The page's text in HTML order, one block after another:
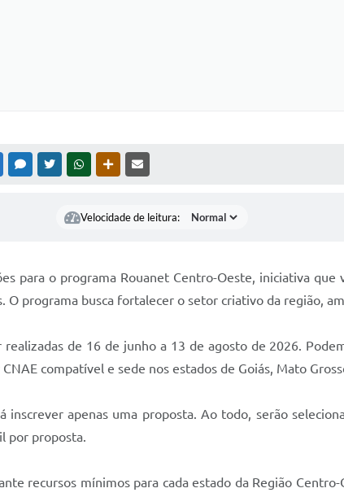
FACEBOOKMESSENGER
TWITTERWHATSAPPOUTRAS MÍDIAS
Velocidade de leitura:
para o programa Rouanet Centro-Oeste, iniciativa
O programa busca fortalecer o setor criativo da região,
realizadas de 16 de junho a 13 de agosto de 2026.
compatível e sede nos estados de Goiás, Mato
inscrever apenas uma proposta. Ao todo, serão
por proposta.
recursos mínimos para cada estado da Região